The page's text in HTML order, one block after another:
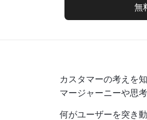
無
カスタマーの考えを
マージャーニーや思
何がユーザーを突き